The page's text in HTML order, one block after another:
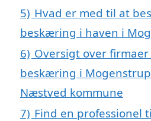
5) Hvad er med til at
beskæring i haven i
6) Oversigt over
beskæring i
Næstved kommune
7) Find en professionel